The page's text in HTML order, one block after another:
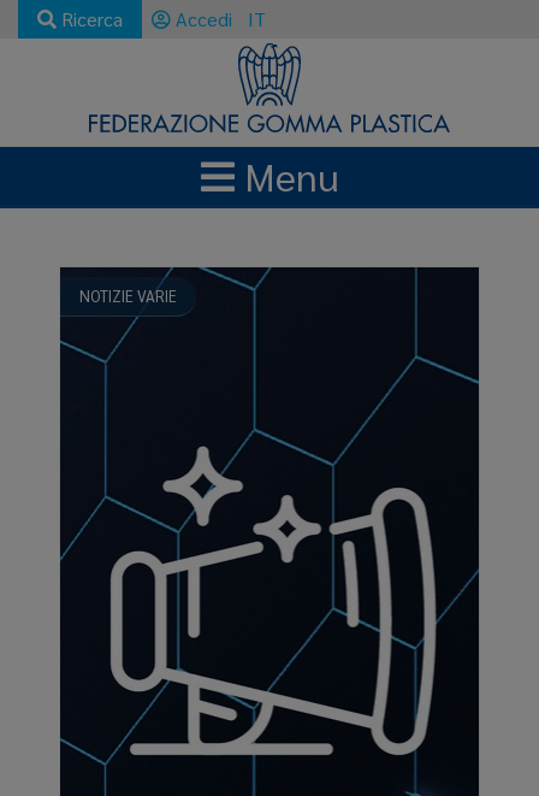
Ricerca Accedi IT
Menu
NEWS E AGGIORNAMENTI INDUSTRIA PLASTICA
NOTIZIE VARIE